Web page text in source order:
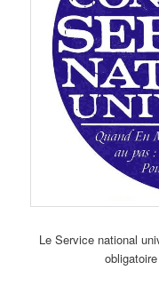
Le Service national